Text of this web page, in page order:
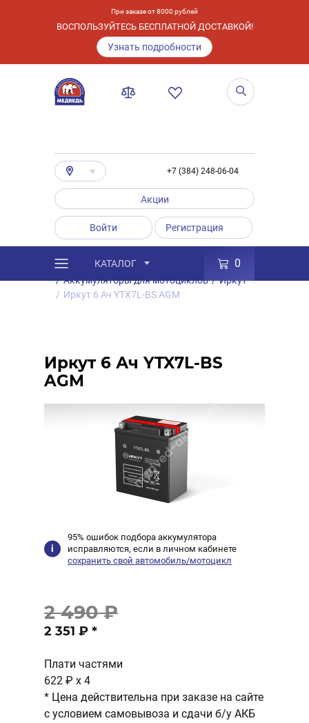
При заказе от 8000 рублей
ВОСПОЛЬЗУЙТЕСЬ БЕСПЛАТНОЙ ДОСТАВКОЙ!
Узнать подробности
+7 (384) 248-06-04
Акции
Войти Регистрация
КАТАЛОГ 0
Каталог / Товары
Аккумуляторы
/ Аккумуляторы для мотоциклов / Иркут
/ Иркут 6 Ач YTX7L-BS AGM
Иркут 6 Ач YTX7L-BS
AGM
95% ошибок подбора аккумулятора
исправляются, если в личном кабинете
сохранить свой автомобиль/мотоцикл
2 490 ₽
2 351 ₽ *
Плати частями
622 ₽ x 4
* Цена действительна при заказе на сайте
с условием самовывоза и сдачи б/у АКБ